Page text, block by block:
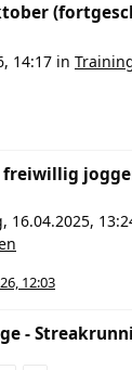
14:17 in
freiwillig
, 16.04.2025,
12:03
-